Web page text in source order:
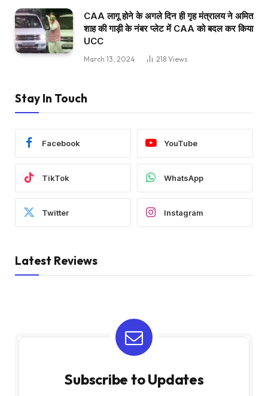
CAA लागू होने के अगले दिन ही गृह मंत्रालय ने अमित
शाह की गाड़ी के नंबर प्लेट में CAA को बदल कर किया
UCC
March 13, 2024 218 Views
Stay In Touch
Facebook YouTube
TikTok WhatsApp
Twitter Instagram
Latest Reviews
Subscribe to Updates